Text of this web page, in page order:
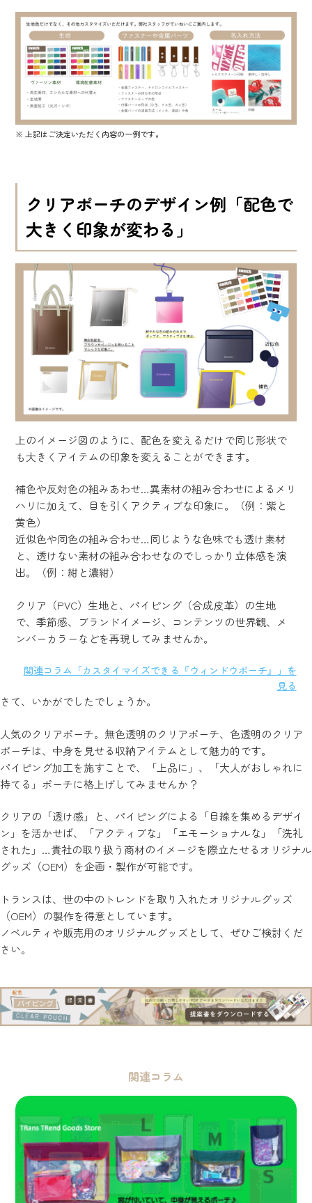
上記はご決定いただく内容の一例です。
クリアポーチのデザイン例「配色で
大きく印象が変わる」
上のイメージ図のように、配色を変えるだけで同じ形状で
も大きくアイテムの印象を変えることができます。
補色や反対色の組みあわせ…異素材の組み合わせによるメリ
ハリに加えて、目を引くアクティブな印象に。（例：紫と
黄色）
近似色や同色の組み合わせ…同じような色味でも透け素材
と、透けない素材の組み合わせなのでしっかり立体感を演
出。（例：紺と濃紺）
クリア（PVC）生地と、パイピング（合成皮革）の生地
で、季節感、ブランドイメージ、コンテンツの世界観、メ
ンバーカラーなどを再現してみませんか。
関連コラム「カスタイマイズできる『ウィンドウポーチ』」を
見る
さて、いかがでしたでしょうか。
人気のクリアポーチ。無色透明のクリアポーチ、色透明のクリア
ポーチは、中身を見せる収納アイテムとして魅力的です。
パイピング加工を施すことで、「上品に」、「大人がおしゃれに
持てる」ポーチに格上げしてみませんか？
クリアの「透け感」と、パイピングによる「目線を集めるデザイ
ン」を活かせば、「アクティブな」「エモーショナルな」「洗礼
された」…貴社の取り扱う商材のイメージを際立たせるオリジナル
グッズ（OEM）を企画・製作が可能です。
トランスは、世の中のトレンドを取り入れたオリジナルグッズ
（OEM）の製作を得意としています。
ノベルティや販売用のオリジナルグッズとして、ぜひご検討くだ
さい。
関連コラム